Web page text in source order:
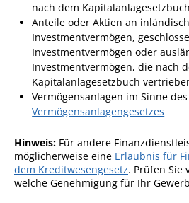
Bauhof
Friedhof
Kläranlage
Kommunale
nach dem
Anteile oder Aktien an
Investmentvermögen,
Investmentvermögen oder
Investmentvermögen, die nach
Kapitalanlagesetzbuch
Vermögensanlagen im Sinne des
Vermögensanlagengesetzes
Hinweis: Für andere
möglicherweise eine Erlaubnis für
dem Kreditwesengesetz. Prüfen Sie
welche Genehmigung für Ihr